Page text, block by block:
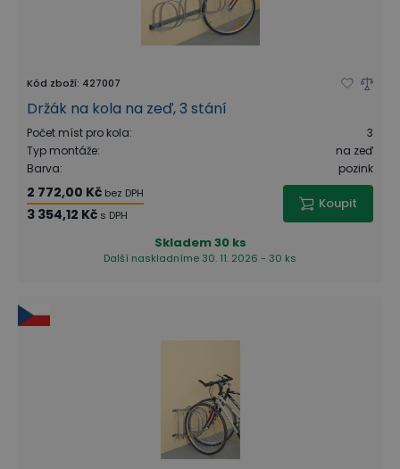
Kód zboží: 427007
Držák na kola na zeď, 3 stání
Počet míst pro kola:
3
Typ montáže:
na zeď
Barva: pozink
2 772,00 Kč bez DPH
3 354,12 Kč s DPH
Koupit
Skladem30 ks
Další naskladníme 30. 11. 2026 - 30 ks